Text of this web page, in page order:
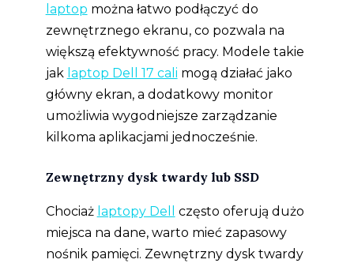
laptop można łatwo podłączyć do
zewnętrznego ekranu, co pozwala na
większą efektywność pracy. Modele takie
jak laptop Dell 17 cali mogą działać jako
główny ekran, a dodatkowy monitor
umożliwia wygodniejsze zarządzanie
kilkoma aplikacjami jednocześnie.
Zewnętrzny dysk twardy lub SSD
Chociaż laptopy Dell
często oferują dużo
miejsca na dane, warto mieć zapasowy
nośnik pamięci. Zewnętrzny dysk twardy